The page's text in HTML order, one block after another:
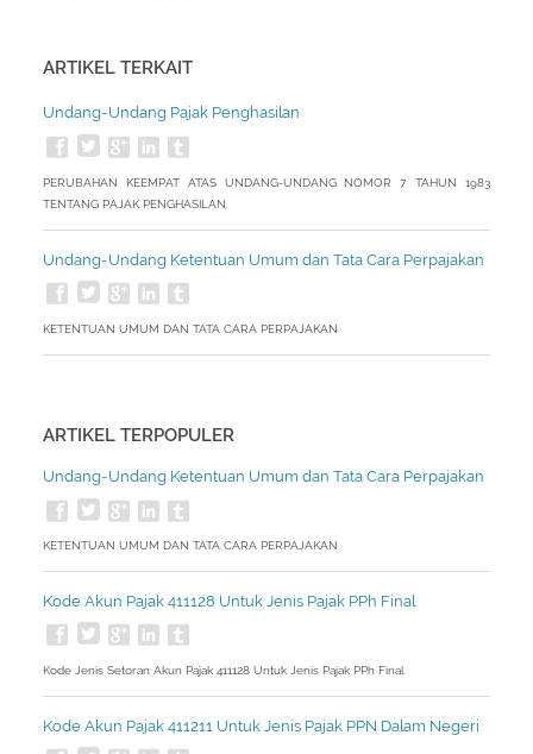
ARTIKEL TERKAIT
Undang-Undang Pajak Penghasilan
PERUBAHAN KEEMPAT ATAS UNDANG-UNDANG NOMOR 7 TAHUN 1983
TENTANG PAJAK PENGHASILAN
Undang-Undang Ketentuan Umum dan Tata Cara Perpajakan
KETENTUAN UMUM DAN TATA CARA PERPAJAKAN
ARTIKEL TERPOPULER
Undang-Undang Ketentuan Umum dan Tata Cara Perpajakan
KETENTUAN UMUM DAN TATA CARA PERPAJAKAN
Kode Akun Pajak 411128 Untuk Jenis Pajak PPh Final
Kode Jenis Setoran Akun Pajak 411128 Untuk Jenis Pajak PPh Final
Kode Akun Pajak 411211 Untuk Jenis Pajak PPN Dalam Negeri